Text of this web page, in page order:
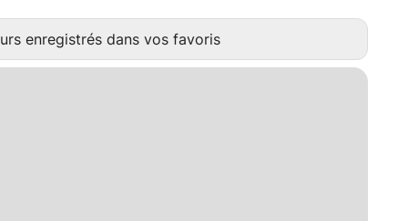
enregistrés dans vos favoris